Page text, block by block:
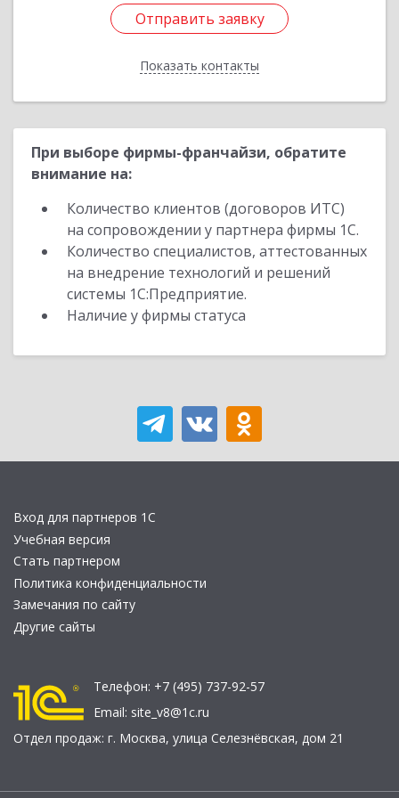
Отправить заявку
Показать контакты
Отправить заявку
Назад
При выборе фирмы-франчайзи, обратите
внимание на:
Количество клиентов (договоров ИТС)
на сопровождении у партнера фирмы 1С.
Количество специалистов, аттестованных
на внедрение технологий и решений
системы 1С:Предприятие.
Наличие у фирмы статуса
Вход для партнеров 1С
Учебная версия
Стать партнером
Политика конфиденциальности
Замечания по сайту
Другие сайты
Телефон: +7 (495) 737-92-57
Email: site_v8@1c.ru
Отдел продаж: г. Москва, улица Селезнёвская, дом 21